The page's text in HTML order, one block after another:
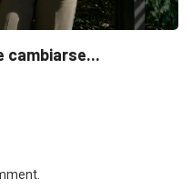
cambiarse...